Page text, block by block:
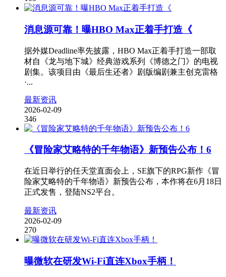
消息源可靠！曝HBO Max正着手打造《
据外媒Deadline率先披露，HBO Max正着手打造一部取
材自《龙与地下城》经典游戏系列《博德之门》的电视
剧集。该项目由《最后生还者》剧版编剧兼主创克雷格
·...
最新资讯
2026-02-09
346
《冒险家艾略特的千年物语》新预告公布！6
在近日举行的任天堂直面会上，SE旗下的RPG新作《冒
险家艾略特的千年物语》新预告公布，本作将在6月18日
正式发售，登陆NS2平台。
最新资讯
2026-02-09
270
曝微软在研发Wi-Fi直连Xbox手柄！